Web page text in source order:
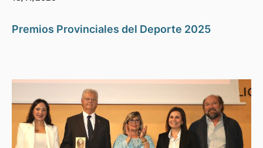
Premios Provinciales del Deporte 2025